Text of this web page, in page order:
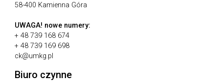
58-400 Kamienna Góra
UWAGA! nowe numery:
+ 48 739 168 674
+ 48 739 169 698
ck@umkg.pl
Biuro czynne